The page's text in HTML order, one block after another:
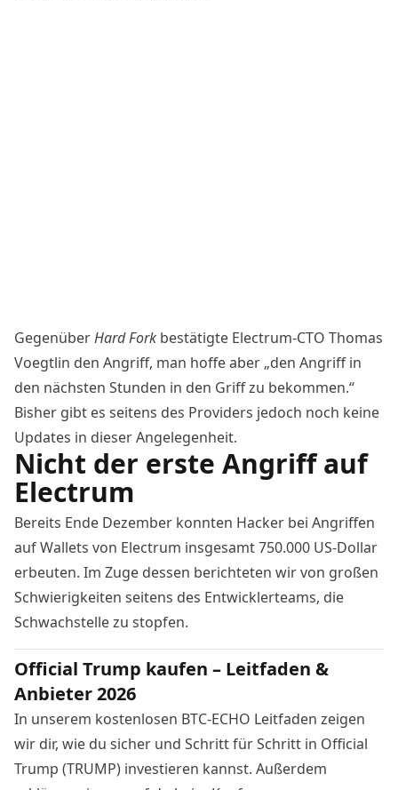
GegenüberHard Fork bestätigte Electrum-CTO Thomas
Voegtlin den Angriff, man hoffe aber „den Angriff in
den nächsten Stunden in den Griff zu bekommen.“
Bisher gibt es seitens des Providers jedoch noch keine
Updates in dieser Angelegenheit.
Nicht der erste Angriff auf
Electrum
Bereits Ende Dezember konnten Hacker bei Angriffen
auf Wallets von Electrum insgesamt 750.000 US-Dollar
erbeuten. Im Zuge dessen berichteten wir von großen
Schwierigkeiten seitens des Entwicklerteams, die
Schwachstelle zu stopfen.
Official Trump kaufen – Leitfaden &
Anbieter 2026
In unserem kostenlosen BTC-ECHO Leitfaden zeigen
wir dir, wie du sicher und Schritt für Schritt in Official
Trump (TRUMP) investieren kannst. Außerdem